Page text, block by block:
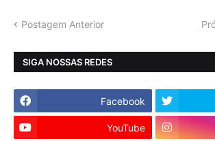
Postagem Anterior
SIGA NOSSAS REDES
Facebook
YouTube